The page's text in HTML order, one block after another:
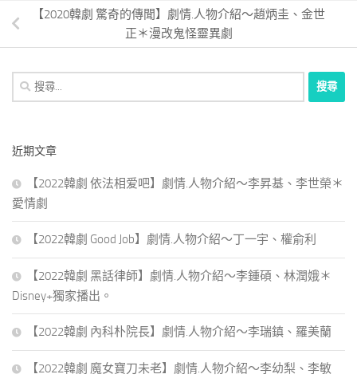
【2020韓劇 驚奇的傳聞】劇情.人物介紹～趙炳圭、金世
正＊漫改鬼怪靈異劇
搜
尋
字:
近期文章
【2022韓劇 依法相爱吧】劇情.人物介紹～李昇基、李世榮＊
愛情劇
【2022韓劇 Good Job】劇情.人物介紹～丁一宇、權俞利
【2022韓劇 黑話律師】劇情.人物介紹～李鍾碩、林潤娥＊
Disney+獨家播出。
【2022韓劇 內科朴院長】劇情.人物介紹～李瑞鎮、羅美蘭
【2022韓劇 魔女寶刀未老】劇情.人物介紹～李幼梨、李敏